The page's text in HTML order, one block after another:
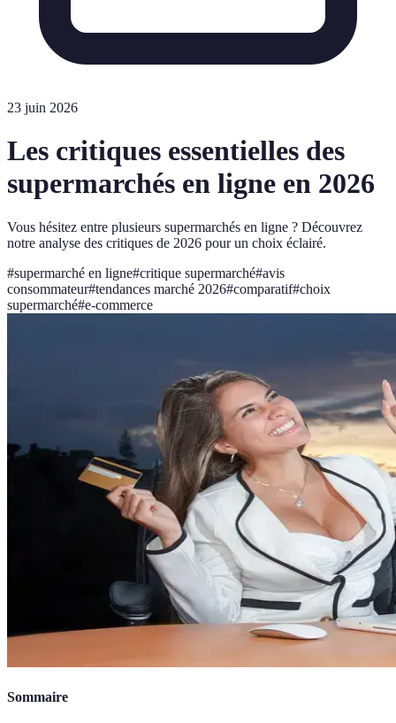
23 juin 2026
Les critiques essentielles des
supermarchés en ligne en 2026
Vous hésitez entre plusieurs supermarchés en ligne ? Découvrez
notre analyse des critiques de 2026 pour un choix éclairé.
#supermarché en ligne#critique supermarché#avis
consommateur#tendances marché 2026#comparatif#choix
supermarché#e-commerce
Sommaire